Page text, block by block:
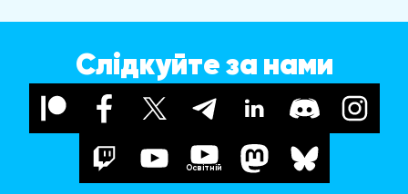
Слідкуйте за нами
Освітній